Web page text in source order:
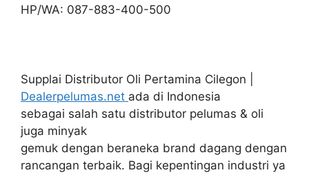
HP/WA: 087-883-400-500
Supplai Distributor Oli Pertamina Cilegon |
Dealerpelumas.net ada di Indonesia
sebagai salah satu distributor pelumas & oli
juga minyak
gemuk dengan beraneka brand dagang dengan
rancangan terbaik. Bagi kepentingan industri ya